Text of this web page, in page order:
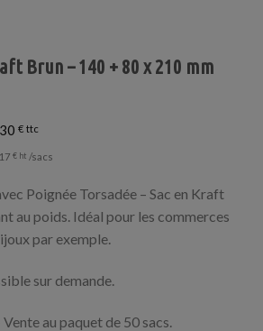
Brun – 140 + 80 x 210 mm
€
€ /sacs
Poignée Torsadée – Sac en Kraft
au poids. Idéal pour les commerces
par exemple.
sur demande.
au paquet de 50 sacs.